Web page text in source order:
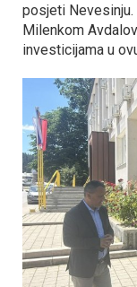
posjeti
Milenkom
investicijama u